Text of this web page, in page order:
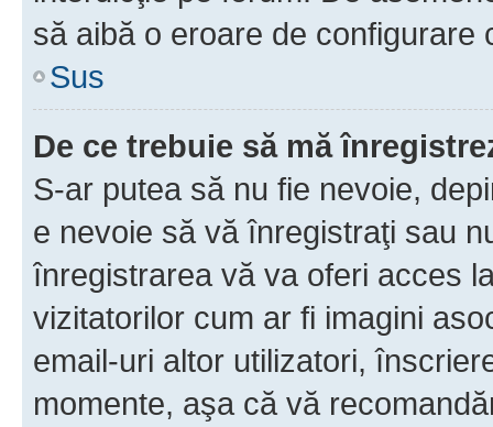
să aibă o eroare de configurare
Sus
De ce trebuie să mă
S-ar putea să nu fie nevoie,
e nevoie să vă înregistraţi sau
înregistrarea vă va oferi acces
vizitatorilor cum ar fi imagini
email-uri altor utilizatori,
momente, aşa că vă